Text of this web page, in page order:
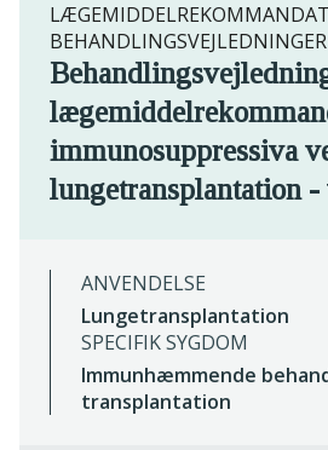
BEHANDLINGSVEJLEDNINGER
immunosuppressiva
lungetransplantation
ANVENDELSE
Lungetransplantation
SPECIFIK SYGDOM
Immunhæmmende
transplantation